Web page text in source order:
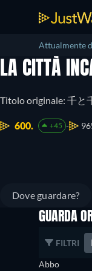
Attualmente
LA CITTÀ
Titolo originale: 千と
600. +45
Dove guardare?
GUARDA
FILTRI
Abbo